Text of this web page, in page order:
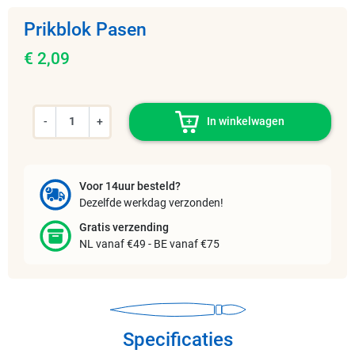
Prikblok Pasen
€ 2,09
- + In winkelwagen
Voor 14uur besteld?
Dezelfde werkdag verzonden!
Gratis verzending
NL vanaf €49 - BE vanaf €75
Specificaties